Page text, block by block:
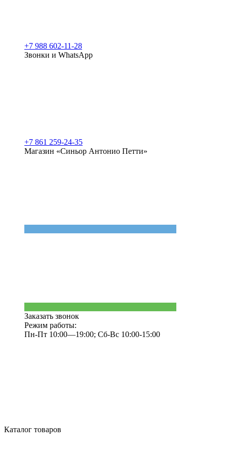
+7 988 602-11-28
Звонки и WhatsApp
+7 861 259-24-35
Магазин «Синьор Антонио Петти»
Заказать звонок
Режим работы:
Пн-Пт 10:00—19:00; Сб-Вс 10:00-15:00
Каталог товаров